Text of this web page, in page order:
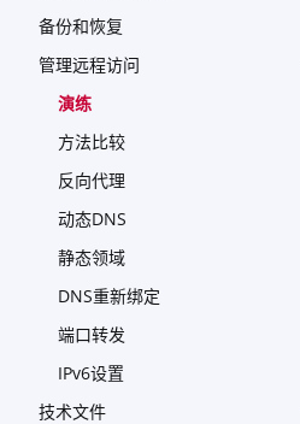
备份和恢复
管理远程访问
演练
方法比较
反向代理
动态DNS
静态领域
DNS重新绑定
端口转发
IPv6设置
技术文件